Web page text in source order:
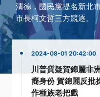
清德，國民黨提名新北
市長柯文哲三方競逐。
2024-08-01 20:42:00
川普質疑賀錦麗非
裔身份 賀錦麗反批
作種族老把戲